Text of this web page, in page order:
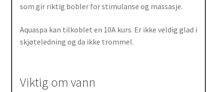
som gir riktig bobler for stimulanse og massasje.
Aquaspa kan tilkoblet en 10A kurs. Er ikke veldig glad i
skjøteledning og da ikke trommel.
Viktig om vann